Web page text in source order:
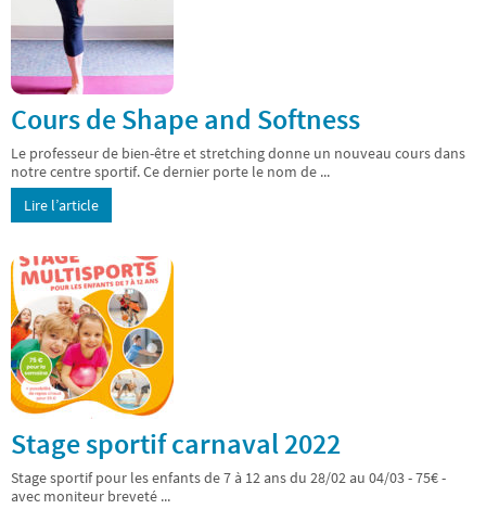
Cours de Shape and Softness
Le professeur de bien-être et stretching donne un nouveau cours dans
notre centre sportif. Ce dernier porte le nom de ...
Lire l’article
Stage sportif carnaval 2022
Stage sportif pour les enfants de 7 à 12 ans du 28/02 au 04/03 - 75€ -
avec moniteur breveté ...